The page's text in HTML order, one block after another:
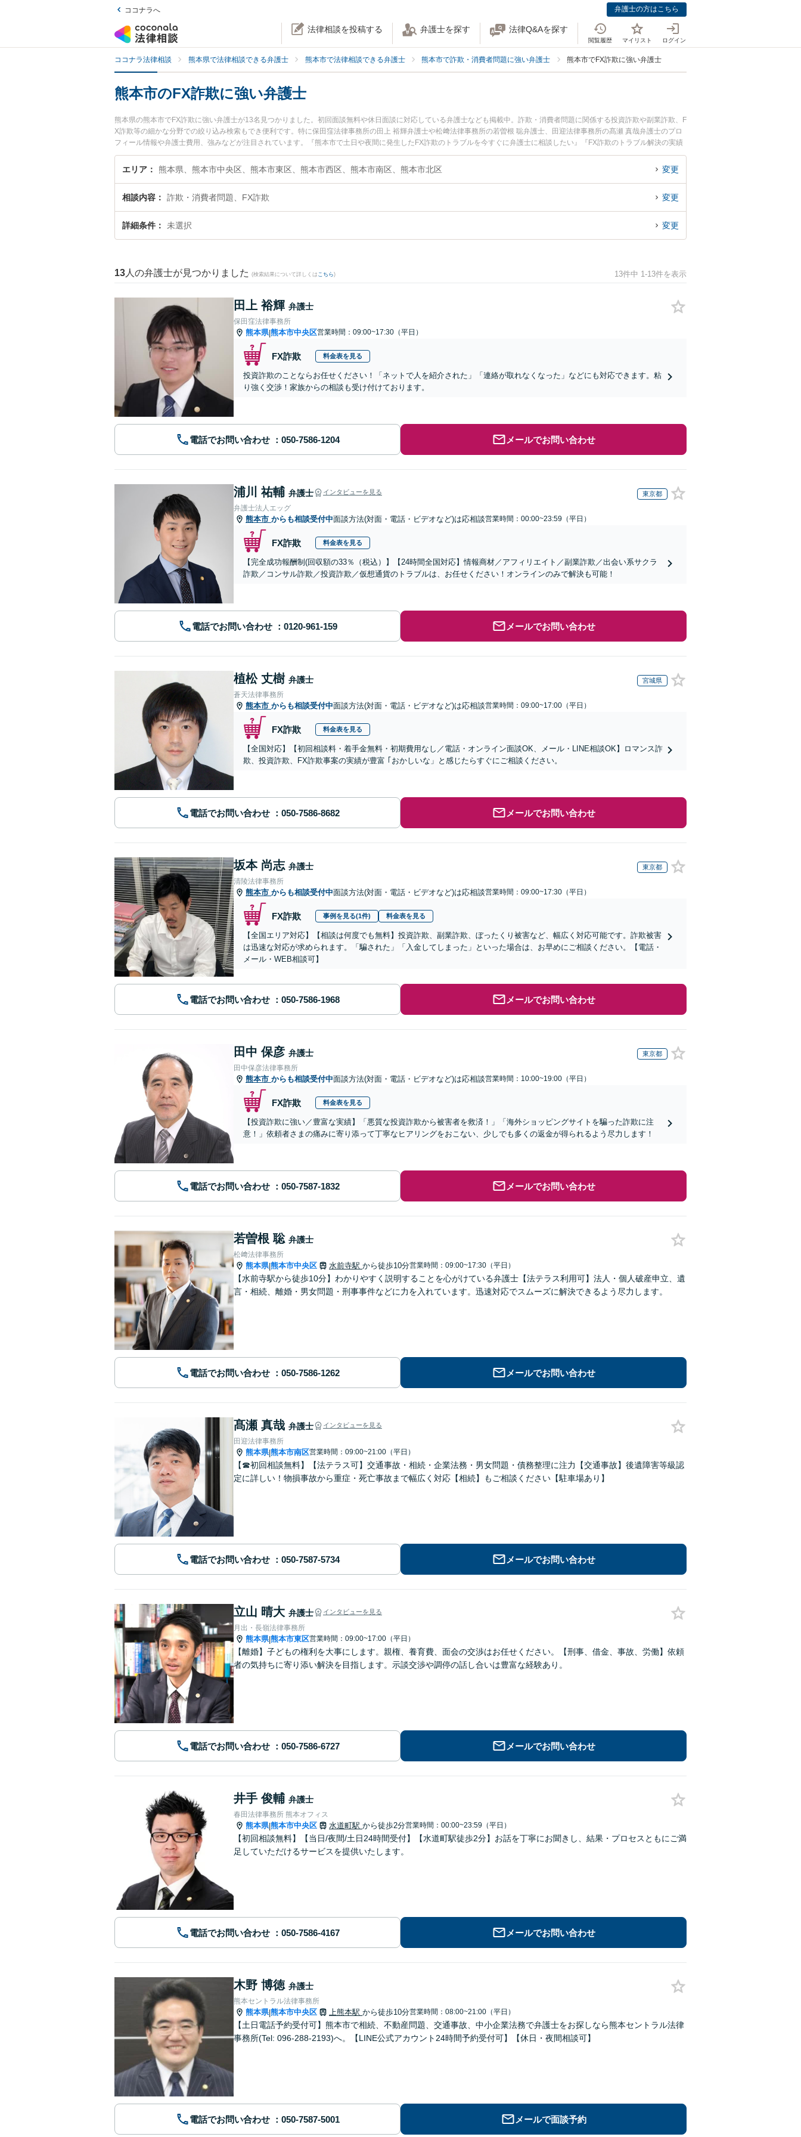
ココナラへ 弁護士の方はこちら
法律相談を投稿する 弁護士を探す 法律Q&Aを探す
閲覧履歴 マイリスト ログイン
ココナラ法律相談 熊本県で法律相談できる弁護士 熊本市で法律相談できる弁護士 熊本市で詐欺・消費者問題に強い弁護士 熊本市でFX詐欺に強い弁護士
熊本市のFX詐欺に強い弁護士
熊本県の熊本市でFX詐欺に強い弁護士が13名見つかりました。初回面談無料や休日面談に対応している弁護士なども掲載中。詐欺・消費者問題に関係する投資詐欺や副業詐欺、F
X詐欺等の細かな分野での絞り込み検索もでき便利です。特に保田窪法律事務所の田上 裕輝弁護士や松﨑法律事務所の若曽根 聡弁護士、田迎法律事務所の髙瀬 真哉弁護士のプロ
フィール情報や弁護士費用、強みなどが注目されています。『熊本市で土日や夜間に発生したFX詐欺のトラブルを今すぐに弁護士に相談したい』『FX詐欺のトラブル解決の実績
豊富な近くの弁護士を検索したい』『初回相談無料でFX詐欺を法律相談できる熊本市内の弁護士に相談予約したい』などでお困りの相談者さんにおすすめです。
エリア 熊本県、熊本市中央区、熊本市東区、熊本市西区、熊本市南区、熊本市北区 変更
相談内容 詐欺・消費者問題、FX詐欺 変更
詳細条件 未選択 変更
13 人の弁護士が見つかりました (検索結果について詳しくは こちら) 13件中 1-13件を表示
田上 裕輝 弁護士
保田窪法律事務所
熊本県|熊本市中央区営業時間：09:00~17:30（平日）
FX詐欺 料金表を見る
投資詐欺のことならお任せください！「ネットで人を紹介された」「連絡が取れなくなった」などにも対応できます。粘
り強く交渉！家族からの相談も受け付けております。
電話でお問い合わせ メールでお問い合わせ
浦川 祐輔 弁護士 インタビューを見る 東京都
弁護士法人エッグ
熊本市 からも相談受付中面談方法(対面・電話・ビデオなど)は応相談営業時間：00:00~23:59（平日）
FX詐欺 料金表を見る
【完全成功報酬制(回収額の33％（税込）】【24時間全国対応】情報商材／アフィリエイト／副業詐欺／出会い系サクラ
詐欺／コンサル詐欺／投資詐欺／仮想通貨のトラブルは、お任せください！オンラインのみで解決も可能！
電話でお問い合わせ メールでお問い合わせ
植松 丈樹 弁護士 宮城県
蒼天法律事務所
熊本市 からも相談受付中面談方法(対面・電話・ビデオなど)は応相談営業時間：09:00~17:00（平日）
FX詐欺 料金表を見る
【全国対応】【初回相談料・着手金無料・初期費用なし／電話・オンライン面談OK、メール・LINE相談OK】ロマンス詐
欺、投資詐欺、FX詐欺事案の実績が豊富 ｢おかしいな」と感じたらすぐにご相談ください。
電話でお問い合わせ メールでお問い合わせ
坂本 尚志 弁護士 東京都
清陵法律事務所
熊本市 からも相談受付中面談方法(対面・電話・ビデオなど)は応相談営業時間：09:00~17:30（平日）
FX詐欺 事例を見る(1件) 料金表を見る
【全国エリア対応】【相談は何度でも無料】投資詐欺、副業詐欺、ぼったくり被害など、幅広く対応可能です。詐欺被害
は迅速な対応が求められます。「騙された」「入金してしまった」といった場合は、お早めにご相談ください。【電話・
メール・WEB相談可】
電話でお問い合わせ メールでお問い合わせ
田中 保彦 弁護士 東京都
田中保彦法律事務所
熊本市 からも相談受付中面談方法(対面・電話・ビデオなど)は応相談営業時間：10:00~19:00（平日）
FX詐欺 料金表を見る
【投資詐欺に強い／豊富な実績】「悪質な投資詐欺から被害者を救済！」「海外ショッピングサイトを騙った詐欺に注
意！」依頼者さまの痛みに寄り添って丁寧なヒアリングをおこない、少しでも多くの返金が得られるよう尽力します！
電話でお問い合わせ メールでお問い合わせ
若曽根 聡 弁護士
松﨑法律事務所
熊本県|熊本市中央区 水前寺駅 から徒歩10分営業時間：09:00~17:30（平日）
【水前寺駅から徒歩10分】わかりやすく説明することを心がけている弁護士【法テラス利用可】法人・個人破産申立、遺
言・相続、離婚・男女問題・刑事事件などに力を入れています。迅速対応でスムーズに解決できるよう尽力します。
電話でお問い合わせ メールでお問い合わせ
髙瀬 真哉 弁護士 インタビューを見る
田迎法律事務所
熊本県|熊本市南区営業時間：09:00~21:00（平日）
【☎︎初回相談無料】【法テラス可】交通事故・相続・企業法務・男女問題・債務整理に注力【交通事故】後遺障害等級認
定に詳しい！物損事故から重症・死亡事故まで幅広く対応【相続】もご相談ください【駐車場あり】
電話でお問い合わせ メールでお問い合わせ
立山 晴大 弁護士 インタビューを見る
月出・長嶺法律事務所
熊本県|熊本市東区営業時間：09:00~17:00（平日）
【離婚】子どもの権利を大事にします。親権、養育費、面会の交渉はお任せください。【刑事、借金、事故、労働】依頼
者の気持ちに寄り添い解決を目指します。示談交渉や調停の話し合いは豊富な経験あり。
電話でお問い合わせ メールでお問い合わせ
井手 俊輔 弁護士
春田法律事務所 熊本オフィス
熊本県|熊本市中央区 水道町駅 から徒歩2分営業時間：00:00~23:59（平日）
【初回相談無料】【当日/夜間/土日24時間受付】【水道町駅徒歩2分】お話を丁寧にお聞きし、結果・プロセスともにご満
足していただけるサービスを提供いたします。
電話でお問い合わせ メールでお問い合わせ
木野 博徳 弁護士
熊本セントラル法律事務所
熊本県|熊本市中央区 上熊本駅 から徒歩10分営業時間：08:00~21:00（平日）
【土日電話予約受付可】熊本市で相続、不動産問題、交通事故、中小企業法務で弁護士をお探しなら熊本セントラル法律
事務所(Tel: 096-288-2193)へ。【LINE公式アカウント24時間予約受付可】【休日・夜間相談可】
電話でお問い合わせ メールで面談予約